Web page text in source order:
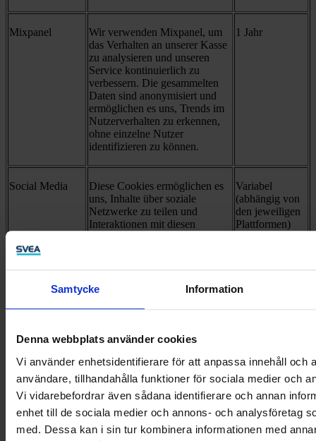
Samtycke Information
Denna webbplats använder cookies
Vi använder enhetsidentifierare för att anpassa innehåll och
användare, tillhandahålla funktioner för sociala medier och
Vi vidarebefordrar även sådana identifierare och annan
enhet till de sociala medier och annons- och analysföretag
med. Dessa kan i sin tur kombinera informationen med
Mixpanel
Wir verwenden Mixpanel, um
das Verhalten an unserer Kasse
zu analysieren und unseren
Service kontinuierlich zu
verbessern. Die gesammelten
Daten sind anonymisiert und
ermöglichen es uns, Trends im
Nutzerverhalten zu erkennen,
ohne einzelne Nutzer
identifizieren zu können.
1 Jahr
Social Media
Diese Cookies ermöglichen es
uns, Inhalte über soziale
Netzwerke zu teilen und
Interaktionen mit diesen
und gezielte
umzusetzen.
Variabel
(abhängig von
den jeweiligen
Plattformen)
Hotjar
Nutzerverhalten auf unserer
Website durch Heatmaps und
Umfragen zu analysieren. Dies
Benutzererfahrung zu
optimieren und potenzielle
1 Jahr